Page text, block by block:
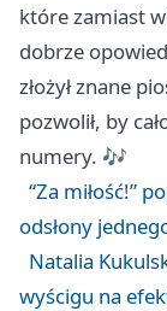
które zamiast
dobrze
złożył znane
pozwolił, by
numery. 🎶
“Za miłość!”
odsłony
Natalia
wyścigu na